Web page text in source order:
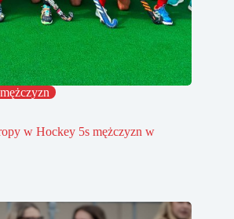
w Hockey 5s mężczyzn w